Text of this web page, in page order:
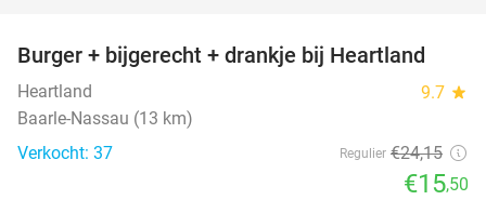
36%
Burger + bijgerecht + drankje bij Heartland
Heartland 9.7 star
Baarle-Nassau (13 km)
Verkocht: 37
Regulier €24,15
€15,50